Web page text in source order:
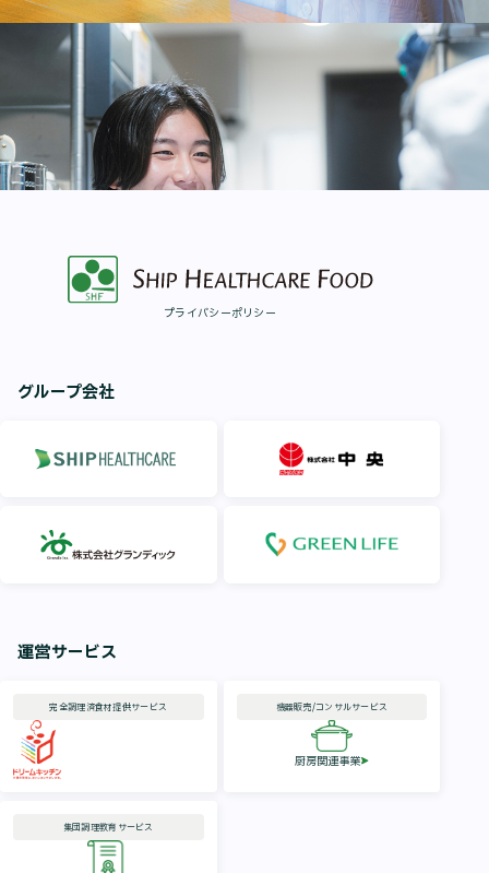
お持ちの課題、
私たちにお聞かせください。
型にハマらない柔軟な提案で
解決に導きます。
プライバシーポリシー
グループ会社
運営サービス
完全調理済食材提供サービス 機器販売/コンサルサービス
厨房関連事業
集団調理教育サービス